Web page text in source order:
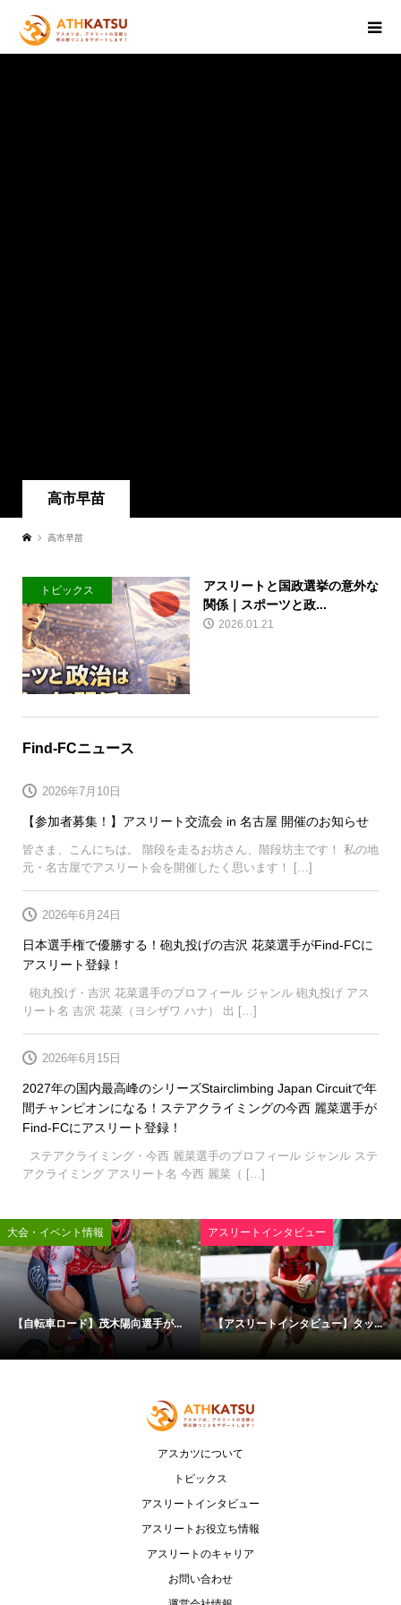
高市早苗
高市早苗
トピックス
アスリートと国政選挙の意外な
関係｜スポーツと政...
2026.01.21
Find-FCニュース
【参加者募集！】アスリート交流会 in 名古屋 開催のお知らせ
2026年7月10日
皆さま、こんにちは。 階段を走るお坊さん、階段坊主です！ 私の地
元・名古屋でアスリート会を開催したく思います！ […]
日本選手権で優勝する！砲丸投げの吉沢 花菜選手がFind-FCに
アスリート登録！
2026年6月24日
砲丸投げ・吉沢 花菜選手のプロフィール ジャンル 砲丸投げ アス
リート名 吉沢 花菜（ヨシザワ ハナ） 出 […]
2027年の国内最高峰のシリーズStairclimbing Japan Circuitで年
間チャンピオンになる！ステアクライミングの今西 麗菜選手が
Find-FCにアスリート登録！
2026年6月15日
ステアクライミング・今西 麗菜選手のプロフィール ジャンル ステ
アクライミング アスリート名 今西 麗菜（ […]
大会・イベント情報
【自転車ロード】茂木陽向選手が...
アスリートインタビュー
【アスリートインタビュー】タッ...
アスカツについて
トピックス
アスリートインタビュー
アスリートお役立ち情報
アスリートのキャリア
お問い合わせ